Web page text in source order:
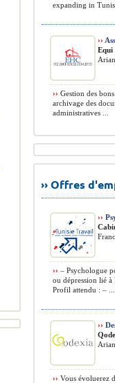
expanding in
››
Equi
›› Gestion des
archivage des
administratives ...
›› Offres
››
›› – Psychologue
ou dépression lié
Profil attendu : – ...
››
›› Vous évoluerez